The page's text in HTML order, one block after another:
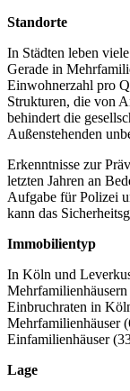
Standorte
In Städten leben
Gerade in
Einwohnerzahl pro
Strukturen, die von
behindert die
Außenstehenden
Erkenntnisse zur
letzten Jahren an
Aufgabe für Polizei
kann das
Immobilientyp
In Köln und
Einbruchraten in
Mehrfamilienhäuser
Einfamilienhäuser
Lage